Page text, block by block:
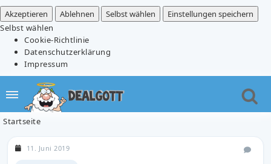
Akzeptieren
Ablehnen Selbst wählen
Einstellungen speichern
Selbst wählen
Cookie-Richtlinie
Datenschutzerklärung
Impressum
Startseite
11. Juni 2019